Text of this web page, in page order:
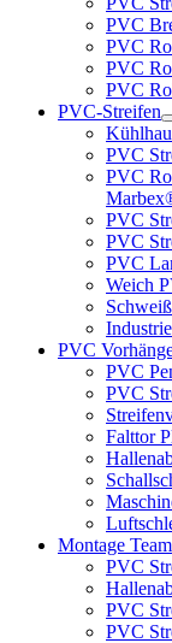
PVC
PVC
PVC
PVC
PVC-Streifen
PVC
PVC
PVC
PVC
PVC
Weich
PVC
PVC
PVC
Falttor
Montage Team
PVC
PVC
PVC